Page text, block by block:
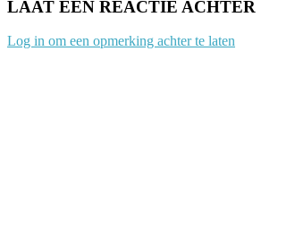
LAAT EEN REACTIE ACHTER
Log in om een opmerking achter te laten